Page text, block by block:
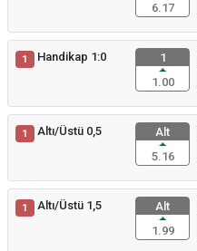
6.17
1 Handikap 1:0
1
1.00
1 Altı/Üstü 0,5
Alt
5.16
1 Altı/Üstü 1,5
Alt
1.99